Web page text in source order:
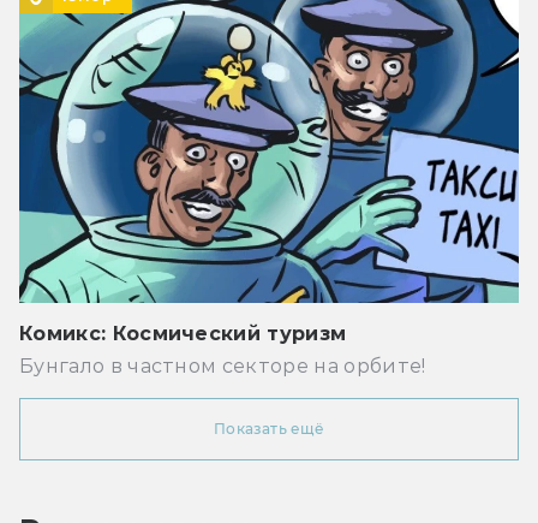
Комикс: Космический туризм
Бунгало в частном секторе на орбите!
Показать ещё